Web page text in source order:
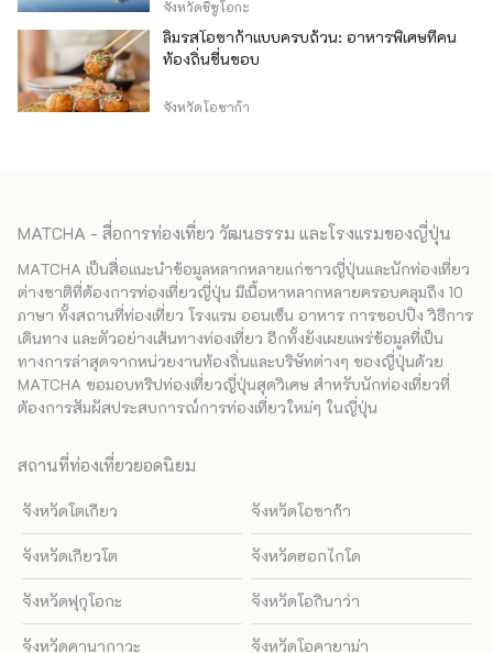
จังหวัดชิซูโอกะ
ลิ้มรสโอซาก้าแบบครบถ้วน: อาหารพิเศษที่คน
ท้องถิ่นชื่นชอบ
จังหวัดโอซาก้า
MATCHA - สื่อการท่องเที่ยว วัฒนธรรม และโรงแรมของญี่ปุ่น
MATCHA เป็นสื่อแนะนำข้อมูลหลากหลายแก่ชาวญี่ปุ่นและนักท่องเที่ยว
ต่างชาติที่ต้องการท่องเที่ยวญี่ปุ่น มีเนื้อหาหลากหลายครอบคลุมถึง 10
ภาษา ทั้งสถานที่ท่องเที่ยว โรงแรม ออนเซ็น อาหาร การชอปปิง วิธีการ
เดินทาง และตัวอย่างเส้นทางท่องเที่ยว อีกทั้งยังเผยแพร่ข้อมูลที่เป็น
ทางการล่าสุดจากหน่วยงานท้องถิ่นและบริษัทต่างๆ ของญี่ปุ่นด้วย
MATCHA ขอมอบทริปท่องเที่ยวญี่ปุ่นสุดวิเศษ สำหรับนักท่องเที่ยวที่
ต้องการสัมผัสประสบการณ์การท่องเที่ยวใหม่ๆ ในญี่ปุ่น
สถานที่ท่องเที่ยวยอดนิยม
จังหวัดโตเกียว จังหวัดโอซาก้า
จังหวัดเกียวโต จังหวัดฮอกไกโด
จังหวัดฟุกุโอกะ จังหวัดโอกินาว่า
จังหวัดคานากาวะ จังหวัดโอคายาม่า